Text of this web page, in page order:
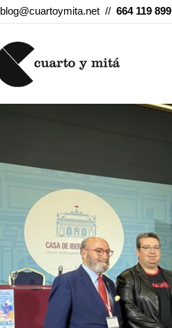
blog@cuartoymita.net // 664 119 899